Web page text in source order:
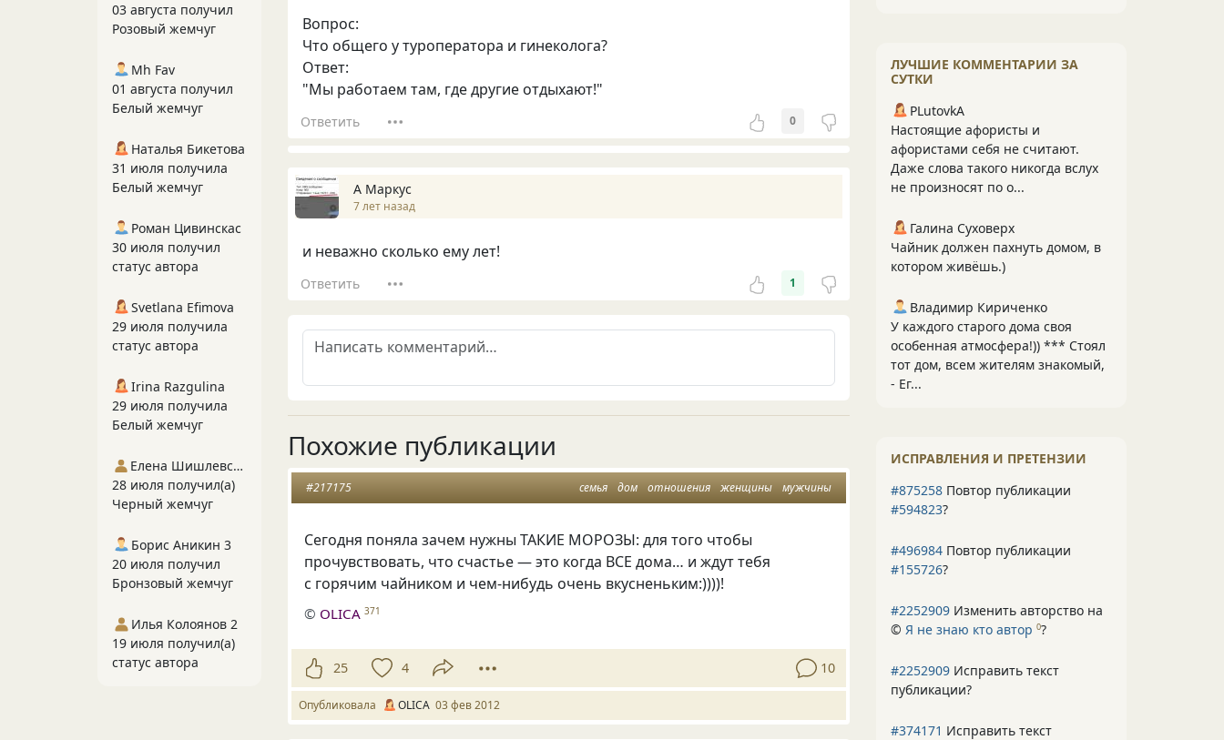
Вопрос:
Что общего у туроператора и гинеколога?
Ответ:
"Мы работаем там, где другие отдыхают!"
Ответить 0
А Маркус
7 лет назад
и неважно сколько ему лет!
Ответить 1
Похожие публикации
семья дом отношения женщины мужчины
#217175
Сегодня поняла зачем нужны ТАКИЕ МОРОЗЫ: для того чтобы
прочувствовать, что cчастье — это когда ВСЕ дома… и ждут тебя
с горячим чайником и чем-нибудь очень вкусненьким:))))!
© OLICA 371
25 4 10
Опубликовала OLICA 03 фев 2012
ЛУЧШИЕ КОММЕНТАРИИ ЗА
СУТКИ
PLutоvkА
Настоящие афористы и
афористами себя не считают.
Даже слова такого никогда вслух
не произносят по о...
Галина Суховерх
Чайник должен пахнуть домом, в
котором живёшь.)
Владимир Кириченко
У каждого старого дома своя
особенная атмосфера!)) *** Стоял
тот дом, всем жителям знакомый,
- Ег...
ИСПРАВЛЕНИЯ И ПРЕТЕНЗИИ
#875258 Повтор публикации
#594823?
#496984 Повтор публикации
#155726?
#2252909 Изменить авторство на
© Я не знаю кто автор 0?
#2252909 Исправить текст
публикации?
#374171 Исправить текст
03 августа получил
Розовый жемчуг
Mh Fav
01 августа получил
Белый жемчуг
Наталья Бикетова
31 июля получила
Белый жемчуг
Роман Цивинскас
30 июля получил
статус автора
Svetlana Efimova
29 июля получила
статус автора
Irina Razgulina
29 июля получила
Белый жемчуг
Елена Шишлевская
28 июля получил(а)
Черный жемчуг
Борис Аникин 3
20 июля получил
Бронзовый жемчуг
Илья Колоянов 2
19 июля получил(а)
статус автора